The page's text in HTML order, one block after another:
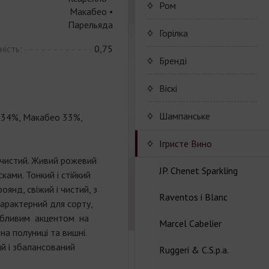
Макабео •
Парельяда
0,75
Макабео 33%,
чистий. Живий рожевий
Тонкий і стійкий
свіжий і чистий, з
для сорту,
акцентом на
полуниці та вишні.
і збалансований
Коньяк Camus
Porto Valdouro
Серия портвейнов
Ром
NavyIsland Rum
Ром серии Navy Island
Горілка
Бренді
JP. Chenet Brandy
JP. Chenet Brandy
Віскі
Шампанське
Champagne Drappier
Шампанское Drappier
Шампанское Drappier
Nature
Iгристе Вино
JP. Chenet Sparkling
Серия JP. Chenet
Edition
Raventos i Blanc
Вина серии Raventos i
Marcel Cabelier
Marcel Cabelier
Ruggeri & C.S.p.a.